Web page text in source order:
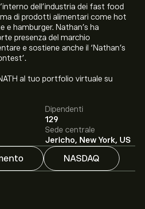
dell'industria dei fast food
di prodotti alimentari come hot
e hamburger. Nathan's ha
presenza del marchio
e sostiene anche il ‘Nathan's
al tuo portfolio virtuale su
Dipendenti
129
Sede centrale
Jericho, New York, US
NASDAQ
azioni NATH è di 98.01‎$‎.
per le azioni Nathans Famous
su eToro per previsioni
e obiettivi di prezzo.
per le azioni Nathans
su tendenze di mercato, rapporti
prevista. Consulta le previsioni
dei prezzi.